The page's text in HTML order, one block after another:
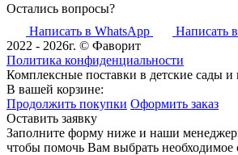
Остались вопросы?
Написать в WhatsApp
Написать
2022 - 2026г. © Фаворит
Политика конфиденциальности
Комплексные поставки в детские сады
В вашей корзине:
Продолжить покупки Оформить заказ
Оставить заявку
Заполните форму ниже и наши
чтобы помочь Вам выбрать необходимое